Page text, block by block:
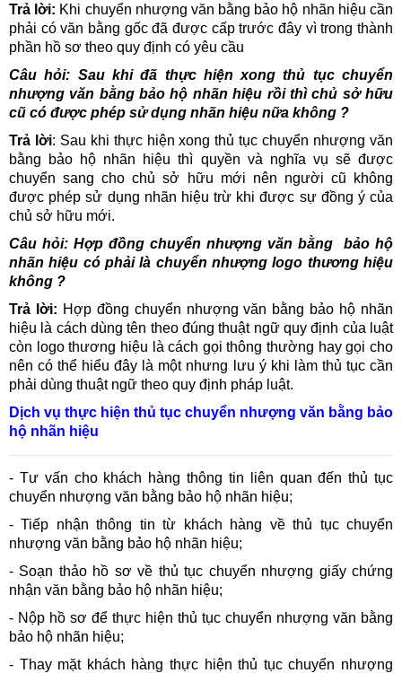
Trả lời: Khi chuyển nhượng văn bằng bảo hộ nhãn hiệu cần
phải có văn bằng gốc đã được cấp trước đây vì trong thành
phần hồ sơ theo quy định có yêu cầu
Câu hỏi: Sau khi đã thực hiện xong thủ tục chuyển
nhượng văn bằng bảo hộ nhãn hiệu rồi thì chủ sở hữu
cũ có được phép sử dụng nhãn hiệu nữa không ?
Trả lời: Sau khi thực hiện xong thủ tục chuyển nhượng văn
bằng bảo hộ nhãn hiệu thì quyền và nghĩa vụ sẽ được
chuyển sang cho chủ sở hữu mới nên người cũ không
được phép sử dụng nhãn hiệu trừ khi được sự đồng ý của
chủ sở hữu mới.
Câu hỏi: Hợp đồng chuyển nhượng văn bằng bảo hộ
nhãn hiệu có phải là chuyển nhượng logo thương hiệu
không ?
Trả lời: Hợp đồng chuyển nhượng văn bằng bảo hộ nhãn
hiệu là cách dùng tên theo đúng thuật ngữ quy định của luật
còn logo thương hiệu là cách gọi thông thường hay gọi cho
nên có thể hiểu đây là một nhưng lưu ý khi làm thủ tục cần
phải dùng thuật ngữ theo quy định pháp luật.
Dịch vụ thực hiện thủ tục chuyển nhượng văn bằng bảo
hộ nhãn hiệu
- Tư vấn cho khách hàng thông tin liên quan đến thủ tục
chuyển nhượng văn bằng bảo hộ nhãn hiệu;
- Tiếp nhận thông tin từ khách hàng về thủ tục chuyển
nhượng văn bằng bảo hộ nhãn hiệu;
- Soạn thảo hồ sơ về thủ tục chuyển nhượng giấy chứng
nhận văn bằng bảo hộ nhãn hiệu;
- Nộp hồ sơ để thực hiện thủ tục chuyển nhượng văn bằng
bảo hộ nhãn hiệu;
- Thay mặt khách hàng thực hiện thủ tục chuyển nhượng